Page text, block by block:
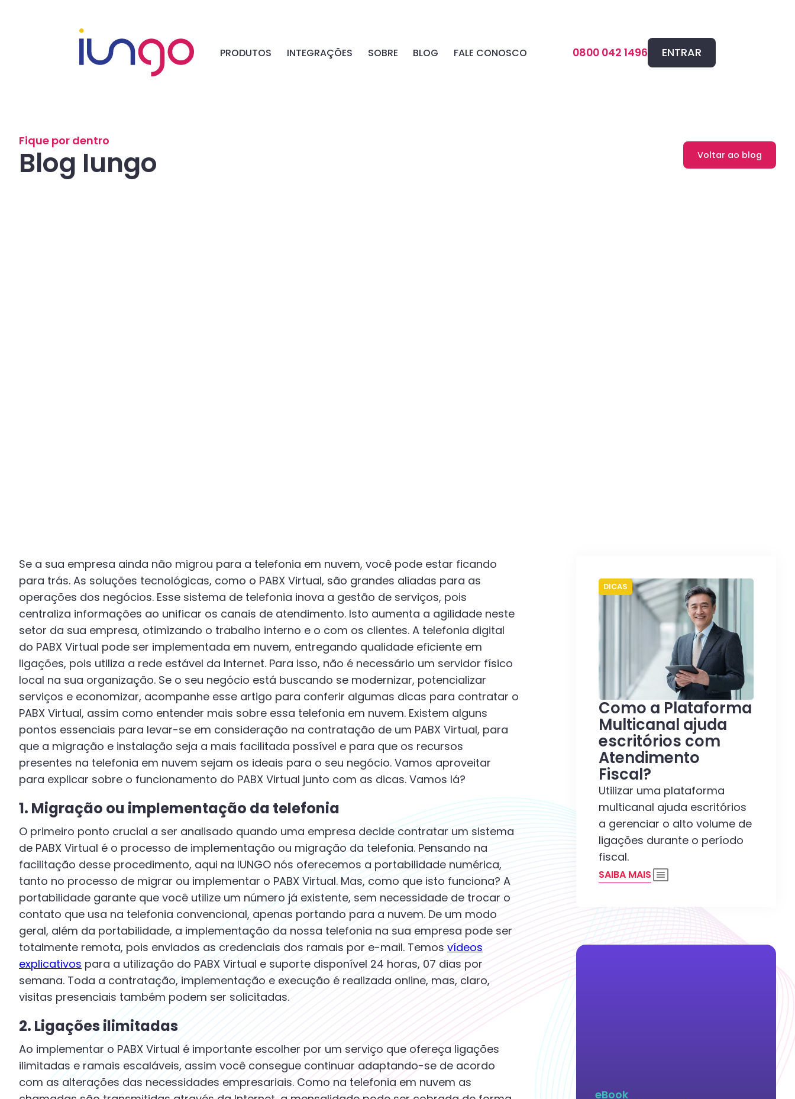
PRODUTOS INTEGRAÇÕES SOBRE BLOG FALE CONOSCO 0800 042 1496 ENTRAR
Fique por dentro
Blog Iungo Voltar ao blog
Se a sua empresa ainda não migrou para a telefonia em nuvem, você pode estar ficando
para trás. As soluções tecnológicas, como o PABX Virtual, são grandes aliadas para as
operações dos negócios. Esse sistema de telefonia inova a gestão de serviços, pois
centraliza informações ao unificar os canais de atendimento. Isto aumenta a agilidade neste
setor da sua empresa, otimizando o trabalho interno e o com os clientes. A telefonia digital
do PABX Virtual pode ser implementada em nuvem, entregando qualidade eficiente em
ligações, pois utiliza a rede estável da Internet. Para isso, não é necessário um servidor físico
local na sua organização. Se o seu negócio está buscando se modernizar, potencializar
serviços e economizar, acompanhe esse artigo para conferir algumas dicas para contratar o
PABX Virtual, assim como entender mais sobre essa telefonia em nuvem. Existem alguns
pontos essenciais para levar-se em consideração na contratação de um PABX Virtual, para
que a migração e instalação seja a mais facilitada possível e para que os recursos
presentes na telefonia em nuvem sejam os ideais para o seu negócio. Vamos aproveitar
para explicar sobre o funcionamento do PABX Virtual junto com as dicas. Vamos lá?
1. Migração ou implementação da telefonia
O primeiro ponto crucial a ser analisado quando uma empresa decide contratar um sistema
de PABX Virtual é o processo de implementação ou migração da telefonia. Pensando na
facilitação desse procedimento, aqui na IUNGO nós oferecemos a portabilidade numérica,
tanto no processo de migrar ou implementar o PABX Virtual. Mas, como que isto funciona? A
portabilidade garante que você utilize um número já existente, sem necessidade de trocar o
contato que usa na telefonia convencional, apenas portando para a nuvem. De um modo
geral, além da portabilidade, a implementação da nossa telefonia na sua empresa pode ser
totalmente remota, pois enviados as credenciais dos ramais por e-mail. Temos vídeos
explicativos para a utilização do PABX Virtual e suporte disponível 24 horas, 07 dias por
semana. Toda a contratação, implementação e execução é realizada online, mas, claro,
visitas presenciais também podem ser solicitadas.
2. Ligações ilimitadas
Ao implementar o PABX Virtual é importante escolher por um serviço que ofereça ligações
ilimitadas e ramais escaláveis, assim você consegue continuar adaptando-se de acordo
com as alterações das necessidades empresariais. Como na telefonia em nuvem as
DICAS
Como a Plataforma
Multicanal ajuda
escritórios com
Atendimento
Fiscal?
Utilizar uma plataforma
multicanal ajuda escritórios
a gerenciar o alto volume de
ligações durante o período
fiscal.
SAIBA MAIS
eBook